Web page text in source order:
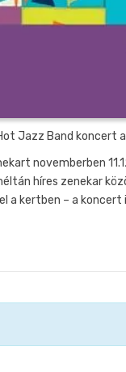
Jazz Band koncert
novemberben
híres zenekar
kertben – a koncert